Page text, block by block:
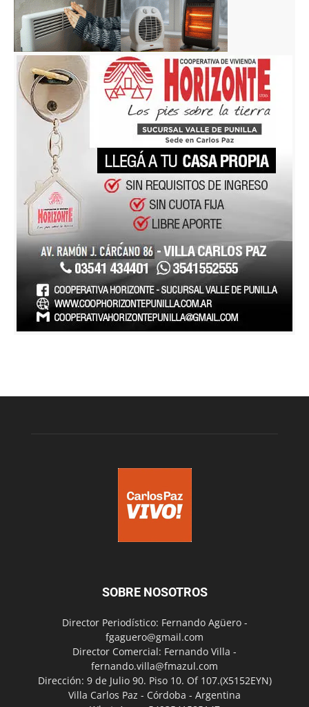
SOBRE NOSOTROS
Director Periodístico: Fernando Agüero -
fgaguero@gmail.com
Director Comercial: Fernando Villa -
fernando.villa@fmazul.com
Dirección: 9 de Julio 90. Piso 10. Of 107.(X5152EYN)
Villa Carlos Paz - Córdoba - Argentina